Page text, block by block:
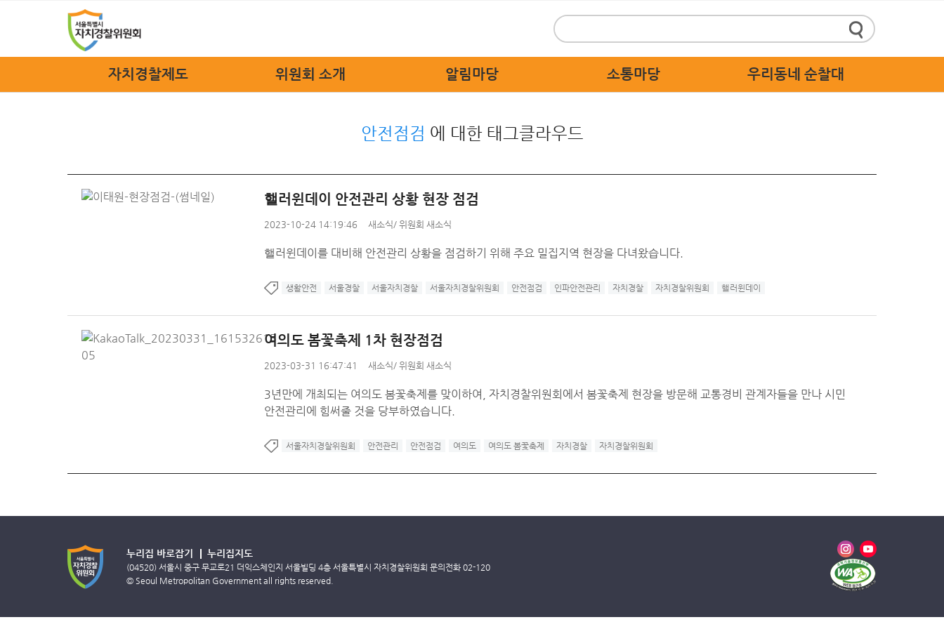
자치경찰제도
자치경찰 FAQ
위원회 소개
위원회 상징물
조직도
알림마당
보도자료
교육자료
디지털 명예의 전당
소통마당 우리동네 순찰대
안전점검 에 대한 태그클라우드
핼러윈데이 안전관리 상황 현장 점검
2023-10-24 14:19:46 새소식/ 위원회 새소식
핼러윈데이를 대비해 안전관리 상황을 점검하기 위해 주요 밀집지역 현장을 다녀왔습니다.
생활안전 서울경찰 서울자치경찰 서울자치경찰위원회 안전점검 인파안전관리 자치경찰 자치경찰위원회 핼러윈데이
여의도 봄꽃축제 1차 현장점검
2023-03-31 16:47:41 새소식/ 위원회 새소식
3년만에 개최되는 여의도 봄꽃축제를 맞이하여, 자치경찰위원회에서 봄꽃축제 현장을 방문해 교통경비 관계자들을 만나 시민
안전관리에 힘써줄 것을 당부하였습니다.
서울자치경찰위원회 안전관리 안전점검 여의도 여의도 봄꽃축제 자치경찰 자치경찰위원회
누리집 바로잡기 누리집지도
(04520) 서울시 중구 무교로21 더익스체인지 서울빌딩 4층 서울특별시 자치경찰위원회 문의전화 02-120
© Seoul Metropolitan Government all rights reserved.